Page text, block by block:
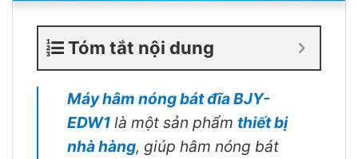
Tóm tắt nội dung
Máy hâm nóng bát đĩa BJY-
EDW1 là một sản phẩm thiết bị
nhà hàng, giúp hâm nóng bát